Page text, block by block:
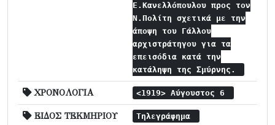
Ε.Κανελλόπουλου προς τον
Ν.Πολίτη σχετικά με την
άποψη του Γάλλου
αρχιστράτηγου για τα
επεισόδια κατά την
κατάληψη της Σμύρνης.
ΧΡΟΝΟΛΟΓΙΑ <1919> Αύγουστος 6
ΕΙΔΟΣ ΤΕΚΜΗΡΙΟΥ Τηλεγράφημα